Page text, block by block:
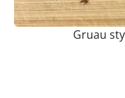
Gruau